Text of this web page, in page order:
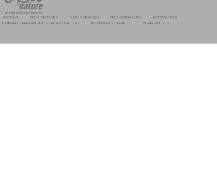
ACCUEIL NOS MÉTIERS NOS SERVICES NOS MAGASINS
ACTUALITÉS
CONTACT JARDINERIES GASCO NATURE
MENTIONS LÉGALES PLAN DU SITE